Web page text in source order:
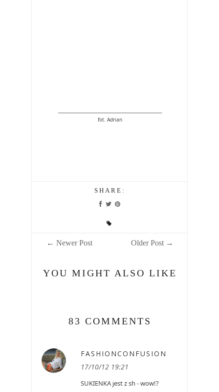
fot. Adrian
SHARE:
← Newer Post Older Post →
YOU MIGHT ALSO LIKE
83 COMMENTS
FASHIONCONFUSION
17/10/12 19:21
SUKIENKA jest z sh - wow!?